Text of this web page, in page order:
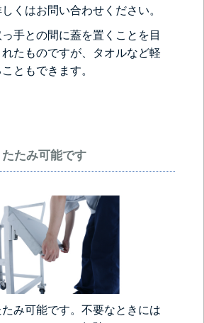
くはお問い合わせください。
手との間に蓋を置くことを目
たものですが、タオルなど軽
ともできます。
たみ可能です
み可能です。不要なときには